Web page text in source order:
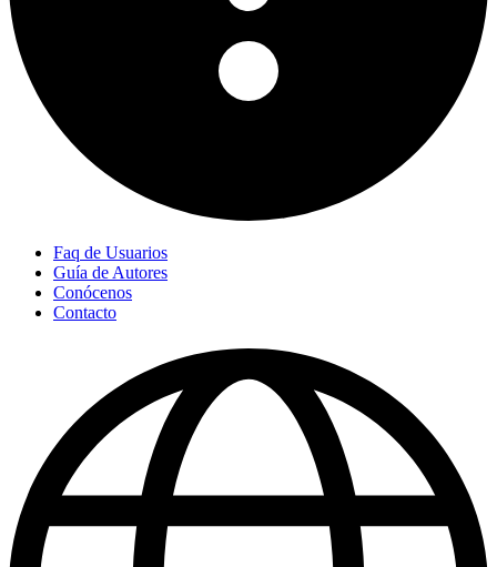
Faq de Usuarios
Guía de Autores
Conócenos
Contacto